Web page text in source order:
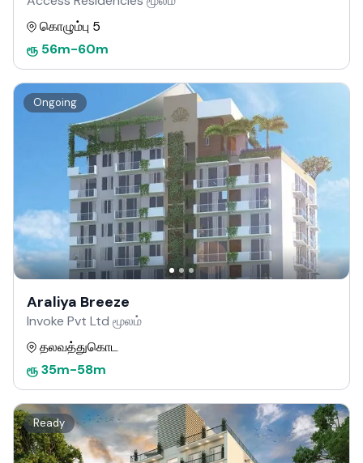
கொழும்பு 5
ரூ 56m-60m
Ongoing
Araliya Breeze
Invoke Pvt Ltd மூலம்
தலவத்துகொட
ரூ35m-58m
Ready